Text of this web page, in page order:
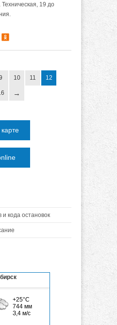
19 до
10 11 12
кода остановок